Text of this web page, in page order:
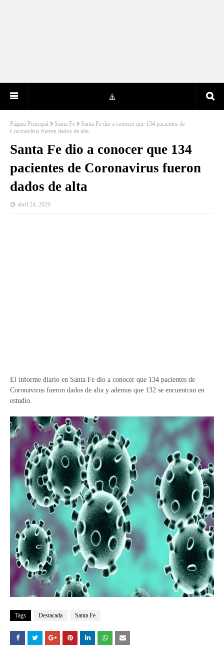
Página Principal Santa Fe
Santa Fe dio a conocer que 134 pacientes de
Coronavirus fueron dados de alta
Santa Fe dio a conocer que 134
pacientes de Coronavirus fueron
dados de alta
abril 24, 2020
El informe diario en Santa Fe dio a conocer que 134 pacientes de
Coronavirus fueron dados de alta y ademas que 132 se encuentran en
estudio.
Tags Destacada Santa Fe